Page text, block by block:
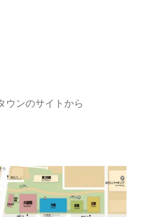
ウンのサイトから